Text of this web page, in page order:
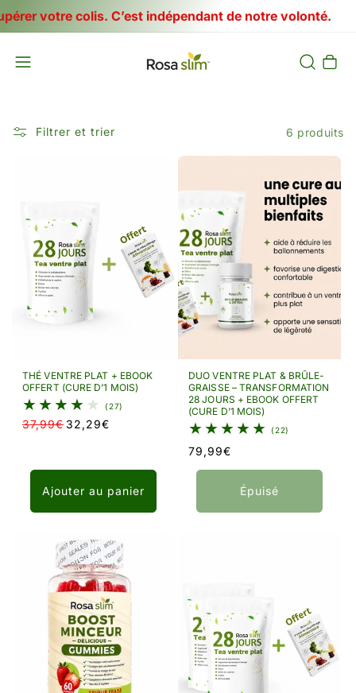
votre colis. C’est indépendant de notre volonté.
Panier
Filtrer et trier 6 produits
THÉ VENTRE PLAT + EBOOK
OFFERT (CURE D’1 MOIS)
(27) 27 total des critiques
Prix habituel
37,99€
Prix promotionnel
32,29€
Ajouter au panier
DUO VENTRE PLAT & BRÛLE-
GRAISSE – TRANSFORMATION
28 JOURS + EBOOK OFFERT
(CURE D’1 MOIS)
(22)
Prix habituel
79,99€
Épuisé